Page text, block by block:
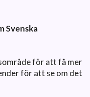
Svenska
för att få mer
för att se om det